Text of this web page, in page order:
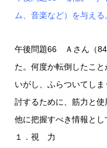
ム、音楽など）を与える
午後問題66 Ａさん（84
た。何度か転倒したこ
いがし、ふらついてし
討するために、筋力と使
他に把握すべき情報とし
１．視 力